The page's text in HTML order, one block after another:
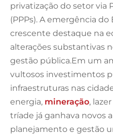
privatização do setor via
(PPPs). A emergência
crescente destaque na
alterações substantivas
gestão pública.Em um
vultosos investimentos
infraestruturas nas
energia, mineração,
tríade já ganhava novos
planejamento e gestão